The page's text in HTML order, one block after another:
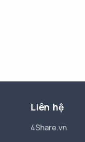
Liên hệ
4Share.vn